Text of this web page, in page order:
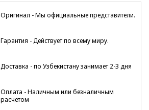
Оригинал - Мы официальные представители.
Гарантия - Действует по всему миру.
Доставка - по Узбекистану занимает 2-3 дня
Оплата - Наличным или безналичным
расчетом